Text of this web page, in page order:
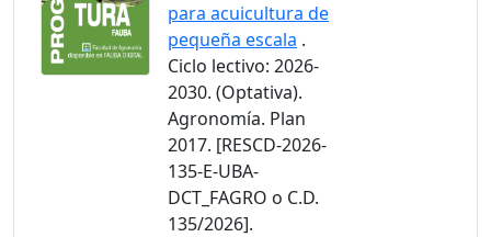
para acuicultura de
pequeña escala .
Ciclo lectivo: 2026-
2030. (Optativa).
Agronomía. Plan
2017. [RESCD-2026-
135-E-UBA-
DCT_FAGRO o C.D.
135/2026].